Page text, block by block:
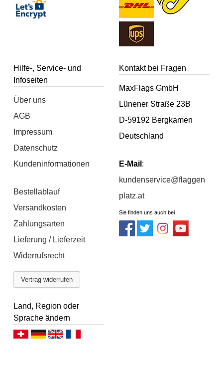
Hilfe-, Service- und
Infoseiten
Über uns
AGB
Impressum
Datenschutz
Kundeninformationen
Bestellablauf
Versandkosten
Zahlungsarten
Lieferung / Lieferzeit
Widerrufsrecht
Vertrag widerrufen
Kontakt bei Fragen
MaxFlags GmbH
Lünener Straße 23B
D-59192 Bergkamen
Deutschland
E-Mail :
kundenservice@flaggen
platz.at
Sie finden uns auch bei
Land, Region oder
Sprache ändern
Deutsch (CH)Deutsch (DE)